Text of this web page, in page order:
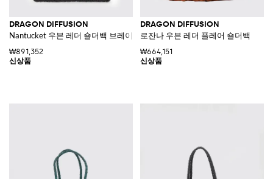
DRAGON DIFFUSION
Nantucket 우븐 레더 숄더백 브레이드 핸들
₩891,352
DRAGON DIFFUSION
로잔나 우븐 레더 플레어 숄더백
₩664,151